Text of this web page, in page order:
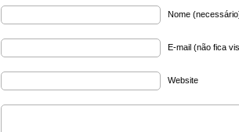
Nome
E-mail (não fica
Website